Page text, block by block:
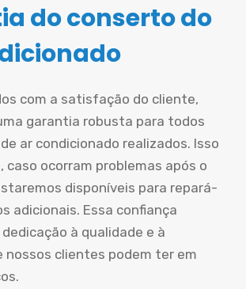
do conserto do
com a satisfação do cliente,
garantia robusta para todos
ar condicionado realizados. Isso
caso ocorram problemas após o
disponíveis para repará-
adicionais. Essa confiança
à qualidade e à
nossos clientes podem ter em